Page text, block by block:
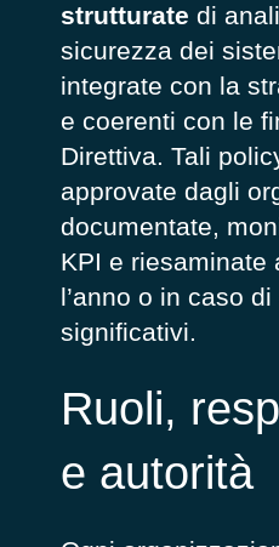
strutturate di
sicurezza dei
integrate con la
e coerenti con le
Direttiva. Tali
approvate dagli
documentate,
KPI e riesaminate
l’anno o in caso
significativi.
Ruoli,
e autorità